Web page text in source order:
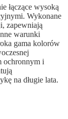
łączące wysoką
Wykonane
zapewniają
warunki
gama kolorów
ochronnym i
na długie lata.